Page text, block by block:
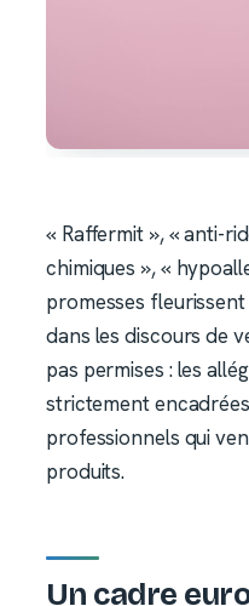
« Raffermit », « anti-
chimiques », «
promesses
dans les discours de
pas permises : les
strictement
professionnels qui
produits.
Un cadre